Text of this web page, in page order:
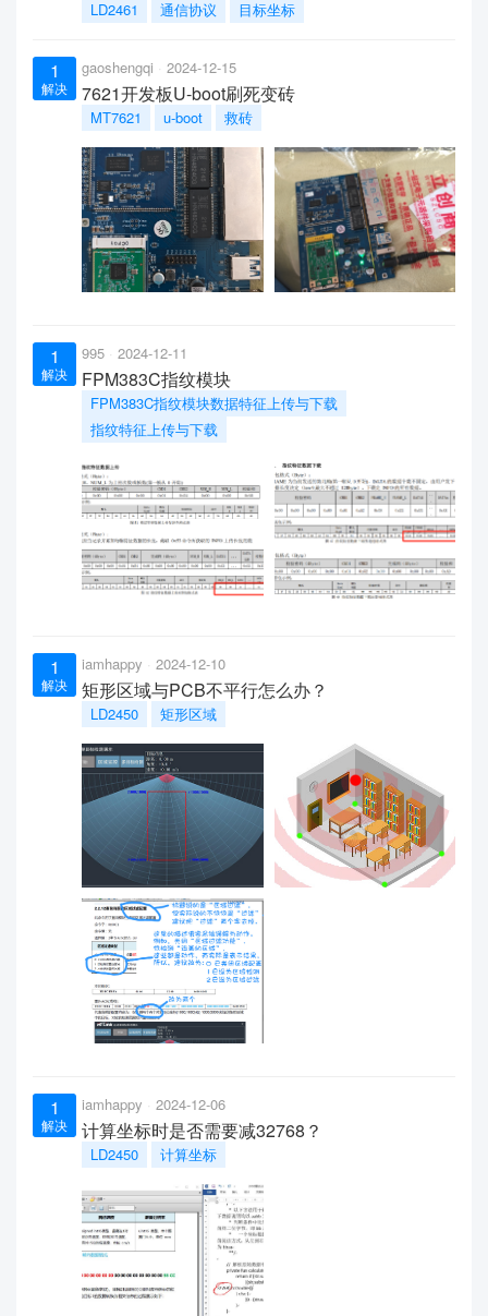
LD2461 通信协议 目标坐标
1
解决
gaoshengqi 2024-12-15
7621开发板U-boot刷死变砖
MT7621 u-boot 救砖
1
解决
995 2024-12-11
FPM383C指纹模块
FPM383C指纹模块数据特征上传与下载
指纹特征上传与下载
1
解决
iamhappy 2024-12-10
矩形区域与PCB不平行怎么办？
LD2450 矩形区域
1
解决
iamhappy 2024-12-06
计算坐标时是否需要减32768？
LD2450 计算坐标